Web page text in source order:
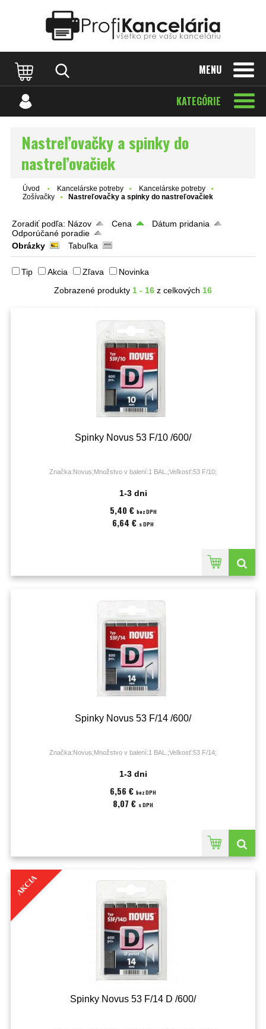
MENU
KATEGÓRIE
Nastreľovačky a spinky do
nastreľovačiek
Úvod Kancelárske potreby
Kancelárske potreby
Zošívačky
Nastreľovačky a spinky do nastreľovačiek
Zoradiť podľa: Názov Cena
Dátum pridania
Odporúčané poradie
Obrázky
Tabuľka
Tip Akcia Zľava
Novinka
Zobrazené produkty 1 - 16 z celkových 16
Spinky Novus 53 F/10 /600/
Značka:Novus;Množstvo v balení:1 BAL.;Veľkosť:53 F/10;
1-3 dni
5,40 € bez DPH
6,64 € s DPH
Spinky Novus 53 F/14 /600/
Značka:Novus;Množstvo v balení:1 BAL.;Veľkosť:53 F/14;
1-3 dni
6,56 € bez DPH
8,07 € s DPH
AKCIA
Spinky Novus 53 F/14 D /600/
Katalóg internetových stránok Designed by Rawpixel.com